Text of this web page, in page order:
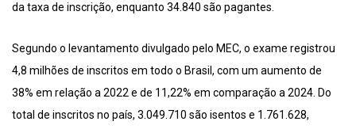
da taxa de inscrição, enquanto 34.840 são pagantes.
Segundo o levantamento divulgado pelo MEC, o exame registrou
4,8 milhões de inscritos em todo o Brasil, com um aumento de
38% em relação a 2022 e de 11,22% em comparação a 2024. Do
total de inscritos no país, 3.049.710 são isentos e 1.761.628,